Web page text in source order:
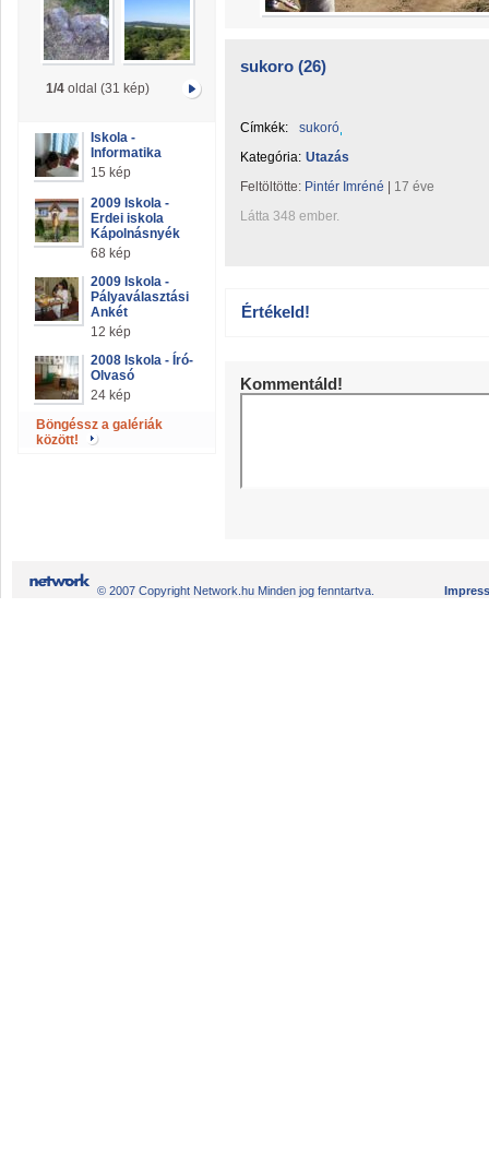
1/4oldal (31 kép)
Iskola -
Informatika
15 kép
2009 Iskola -
Erdei iskola
Kápolnásnyék
68 kép
2009 Iskola -
Pályaválasztási
Ankét
12 kép
2008 Iskola - Író-
Olvasó
24 kép
Böngéssz a galériák
között!
sukoro (26)
Címkék:
sukoró
Kategória: Utazás
Feltöltötte: Pintér Imréné
17 éve
Látta 348 ember.
Értékeld!
Kommentáld!
© 2007 Copyright Network.hu Minden jog fenntartva.